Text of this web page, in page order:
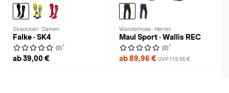
Skisocken · Damen
Falke · SK4
(0) 1
ab 39,00 €
Wanderhose · Herren
Maul Sport · Wallis REC
(0) 1
ab 89,96 € UVP 119,95 €